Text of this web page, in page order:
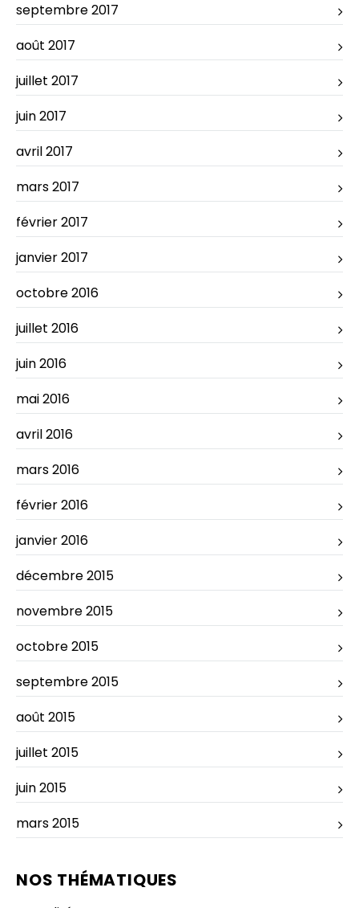
septembre 2017
août 2017
juillet 2017
juin 2017
avril 2017
mars 2017
février 2017
janvier 2017
octobre 2016
juillet 2016
juin 2016
mai 2016
avril 2016
mars 2016
février 2016
janvier 2016
décembre 2015
novembre 2015
octobre 2015
septembre 2015
août 2015
juillet 2015
juin 2015
mars 2015
NOS THÉMATIQUES